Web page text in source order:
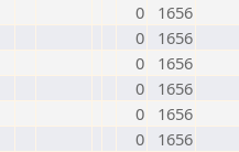
0
1656
0
1656
0
1656
0
1656
0
1656
0
1656